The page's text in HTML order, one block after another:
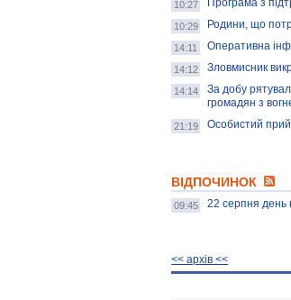
10:27 Програма з
10:29 Родини, що
14:11 Оперативна
14:12 Зловмисник
14:14
За добу
громадян з
21:19 Особистий
ВІДПОЧИНОК
09:45 22 серпня день
<< архiв <<